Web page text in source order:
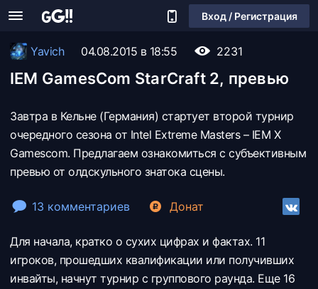
Вход / Регистрация
Yavich 04.08.2015 в 18:55 2231
IEM GamesCom StarCraft 2, превью
Завтра в Кельне (Германия) стартует второй турнир
очередного сезона от Intel Extreme Masters – IEM X
Gamescom. Предлагаем ознакомиться с субъективным
превью от олдскульного знатока сцены.
13 комментариев Донат
Для начала, кратко о сухих цифрах и фактах. 11
игроков, прошедших квалификации или получивших
инвайты, начнут турнир с группового раунда. Еще 16